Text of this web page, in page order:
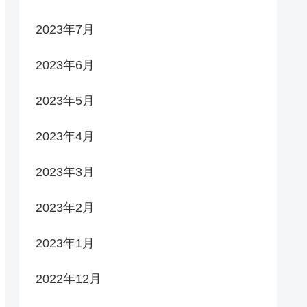
2023年7月
2023年6月
2023年5月
2023年4月
2023年3月
2023年2月
2023年1月
2022年12月